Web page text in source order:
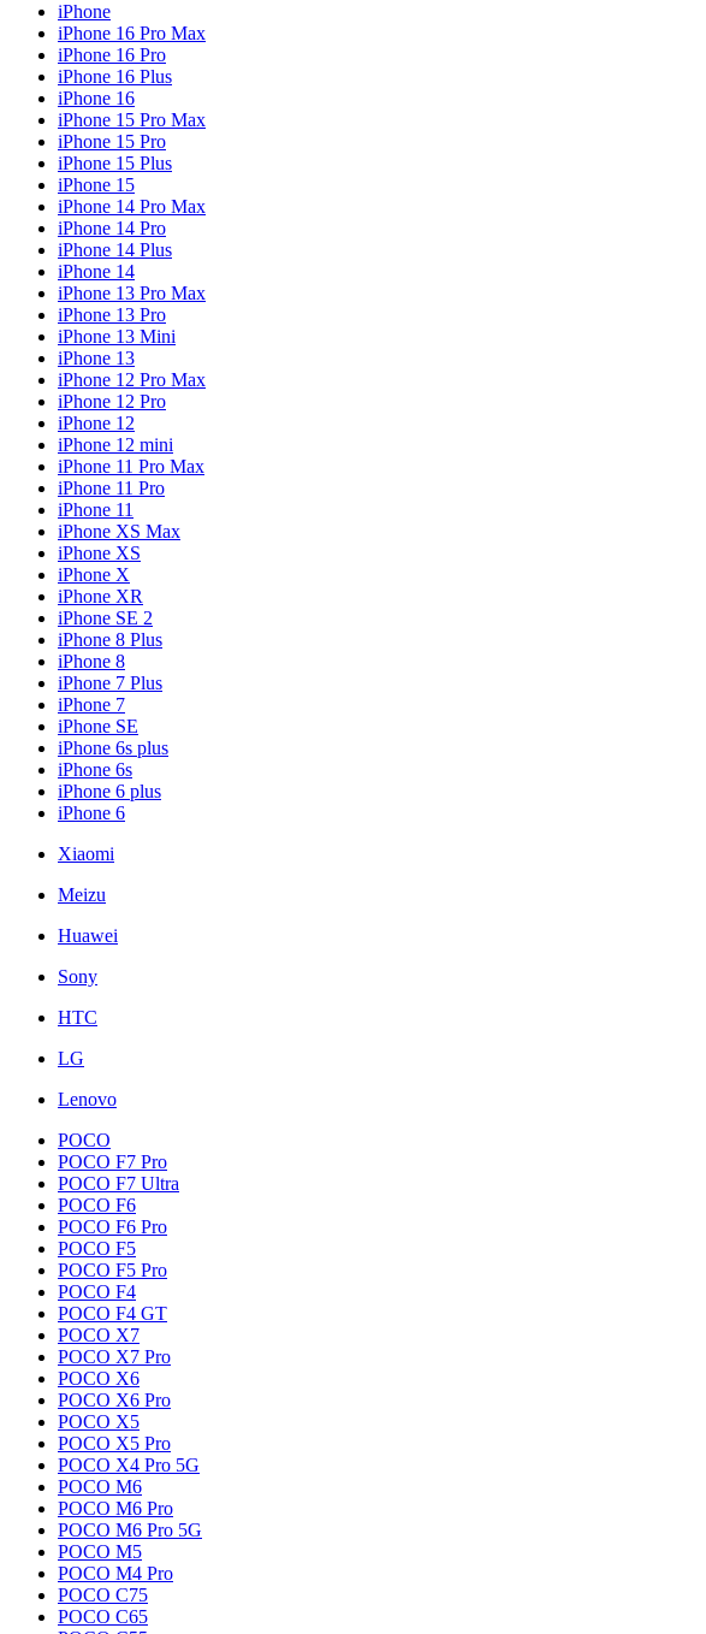
iPhone
iPhone 16 Pro Max
iPhone 16 Pro
iPhone 16 Plus
iPhone 16
iPhone 15 Pro Max
iPhone 15 Pro
iPhone 15 Plus
iPhone 15
iPhone 14 Pro Max
iPhone 14 Pro
iPhone 14 Plus
iPhone 14
iPhone 13 Pro Max
iPhone 13 Pro
iPhone 13 Mini
iPhone 13
iPhone 12 Pro Max
iPhone 12 Pro
iPhone 12
iPhone 12 mini
iPhone 11 Pro Max
iPhone 11 Pro
iPhone 11
iPhone XS Max
iPhone XS
iPhone X
iPhone XR
iPhone SE 2
iPhone 8 Plus
iPhone 8
iPhone 7 Plus
iPhone 7
iPhone SE
iPhone 6s plus
iPhone 6s
iPhone 6 plus
iPhone 6
Xiaomi
Meizu
Huawei
Sony
HTC
LG
Lenovo
POCO
POCO F7 Pro
POCO F7 Ultra
POCO F6
POCO F6 Pro
POCO F5
POCO F5 Pro
POCO F4
POCO F4 GT
POCO X7
POCO X7 Pro
POCO X6
POCO X6 Pro
POCO X5
POCO X5 Pro
POCO X4 Pro 5G
POCO M6
POCO M6 Pro
POCO M6 Pro 5G
POCO M5
POCO M4 Pro
POCO C75
POCO C65